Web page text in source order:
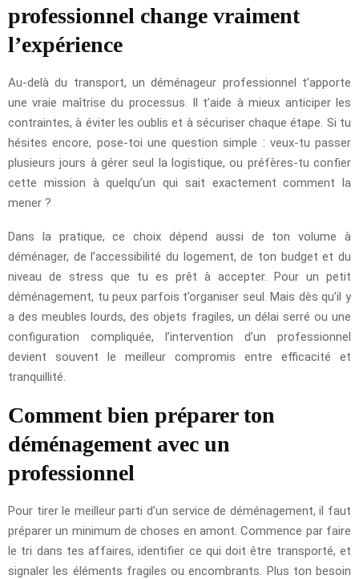
professionnel change vraiment
l’expérience
Au-delà du transport, un déménageur professionnel t’apporte
une vraie maîtrise du processus. Il t’aide à mieux anticiper les
contraintes, à éviter les oublis et à sécuriser chaque étape. Si tu
hésites encore, pose-toi une question simple : veux-tu passer
plusieurs jours à gérer seul la logistique, ou préfères-tu confier
cette mission à quelqu’un qui sait exactement comment la
mener ?
Dans la pratique, ce choix dépend aussi de ton volume à
déménager, de l’accessibilité du logement, de ton budget et du
niveau de stress que tu es prêt à accepter. Pour un petit
déménagement, tu peux parfois t’organiser seul. Mais dès qu’il y
a des meubles lourds, des objets fragiles, un délai serré ou une
configuration compliquée, l’intervention d’un professionnel
devient souvent le meilleur compromis entre efficacité et
tranquillité.
Comment bien préparer ton
déménagement avec un
professionnel
Pour tirer le meilleur parti d’un service de déménagement, il faut
préparer un minimum de choses en amont. Commence par faire
le tri dans tes affaires, identifier ce qui doit être transporté, et
signaler les éléments fragiles ou encombrants. Plus ton besoin